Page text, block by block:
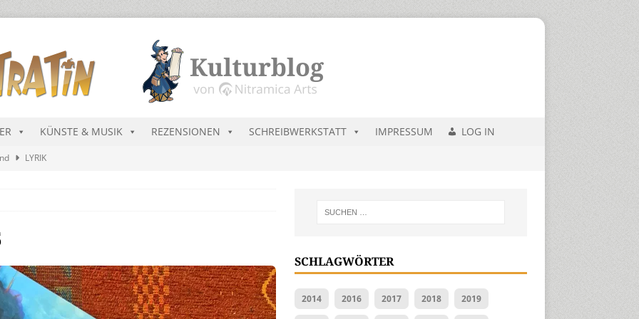
KÜNSTE & MUSIK REZENSIONEN SCHREIBWERKSTATT IMPRESSUM LOG IN
LYRIK
wird erst mal unöffentlich…
Charts im August 2026 MUSIK
SCHLAGWÖRTER
2014 2016 2017 2018 2019